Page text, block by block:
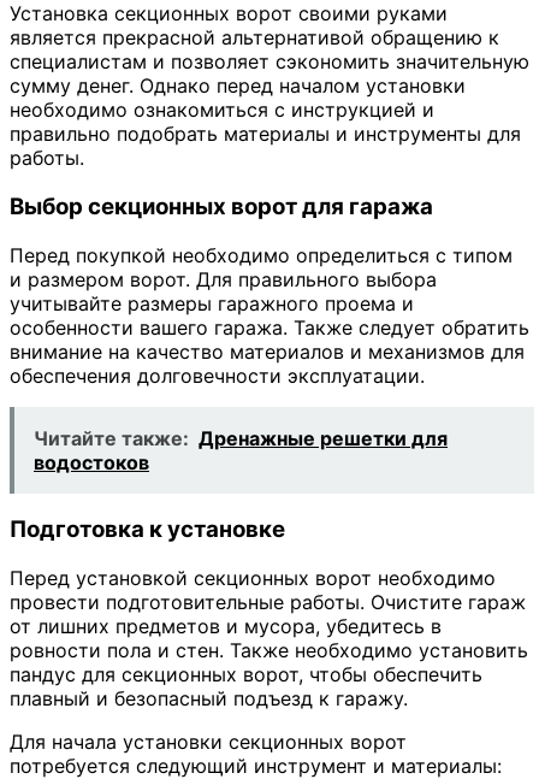
Установка секционных ворот своими руками
является прекрасной альтернативой обращению к
специалистам и позволяет сэкономить значительную
сумму денег. Однако перед началом установки
необходимо ознакомиться с инструкцией и
правильно подобрать материалы и инструменты для
работы.
Выбор секционных ворот для гаража
Перед покупкой необходимо определиться с типом
и размером ворот. Для правильного выбора
учитывайте размеры гаражного проема и
особенности вашего гаража. Также следует обратить
внимание на качество материалов и механизмов для
обеспечения долговечности эксплуатации.
Читайте также: Дренажные решетки для
водостоков
Подготовка к установке
Перед установкой секционных ворот необходимо
провести подготовительные работы. Очистите гараж
от лишних предметов и мусора, убедитесь в
ровности пола и стен. Также необходимо установить
пандус для секционных ворот, чтобы обеспечить
плавный и безопасный подъезд к гаражу.
Для начала установки секционных ворот
потребуется следующий инструмент и материалы: